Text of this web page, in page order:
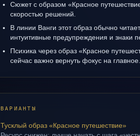
Сюжет с образом «Красное
скоростью решений.
В линии Ванги этот образ обычно
интуитивные предупреждения и знаки
Психика через образ «Красное
сейчас важно вернуть фокус на главное.
ВАРИАНТЫ
Тусклый образ «Красное путешествие»